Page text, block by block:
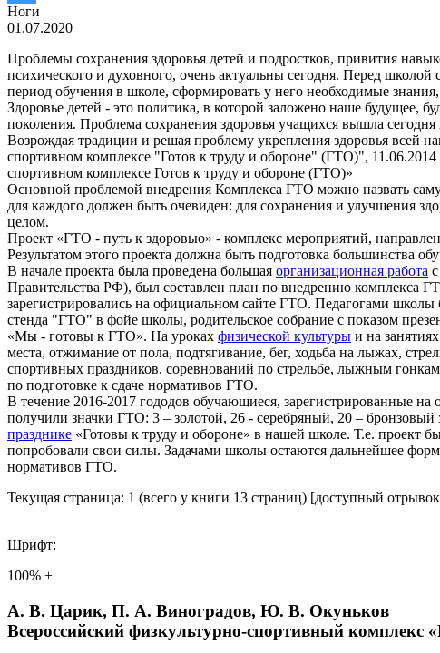
Ноги
01.07.2020
Проблемы сохранения здоровья детей и подростков, привития
психического и духовного, очень актуальны сегодня. Перед школой
период обучения в школе, сформировать у него необходимые
Здоровье детей - это политика, в которой заложено наше будущее,
поколения. Проблема сохранения здоровья учащихся вышла сегодня
Возрождая традиции и решая проблему укрепления здоровья всей
спортивном комплексе "Готов к труду и обороне" (ГТО)",
спортивном комплексе Готов к труду и обороне (ГТО)»
Основной проблемой внедрения Комплекса ГТО можно назвать
для каждого должен быть очевиден: для сохранения и улучшения
целом.
Проект «ГТО - путь к здоровью» - комплекс мероприятий,
Результатом этого проекта должна быть подготовка большинства
В начале проекта была проведена большая организационная работа
Правительства РФ), был составлен план по внедрению комплекса
зарегистрировались на официальном сайте ГТО. Педагогами
стенда "ГТО" в фойе школы, родительское собрание с показом
«Мы - готовы к ГТО». На уроках физической культуры и на
места, отжимание от пола, подтягивание, бег, ходьба на лыжах,
спортивных праздников, соревнований по стрельбе, лыжным
по подготовке к сдаче нормативов ГТО.
В течение 2016-2017 гододов обучающиеся, зарегистрированные
получили значки ГТО: 3 – золотой, 26 - серебряный, 20 –
празднике «Готовы к труду и обороне» в нашей школе. Т.е. проект
попробовали свои силы. Задачами школы остаются дальнейшее
нормативов ГТО.
Текущая страница: 1 (всего у книги 13 страниц) [доступный
Шрифт:
100% +
А. В. Царик, П. А. Виноградов, Ю. В. Окуньков
Всероссийский физкультурно-спортивный комплекс